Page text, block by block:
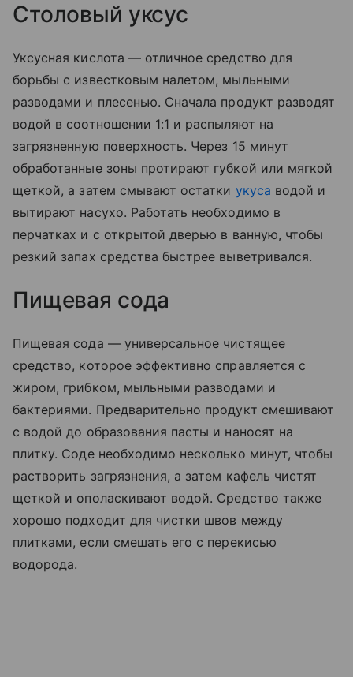
Столовый уксус
Уксусная кислота — отличное средство для
борьбы с известковым налетом, мыльными
разводами и плесенью. Сначала продукт разводят
водой в соотношении 1:1 и распыляют на
загрязненную поверхность. Через 15 минут
обработанные зоны протирают губкой или мягкой
щеткой, а затем смывают остатки укуса водой и
вытирают насухо. Работать необходимо в
перчатках и с открытой дверью в ванную, чтобы
резкий запах средства быстрее выветривался.
Пищевая сода
Пищевая сода — универсальное чистящее
средство, которое эффективно справляется с
жиром, грибком, мыльными разводами и
бактериями. Предварительно продукт смешивают
с водой до образования пасты и наносят на
плитку. Соде необходимо несколько минут, чтобы
растворить загрязнения, а затем кафель чистят
щеткой и ополаскивают водой. Средство также
хорошо подходит для чистки швов между
плитками, если смешать его с перекисью
водорода.